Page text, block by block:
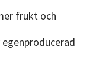
frukt och